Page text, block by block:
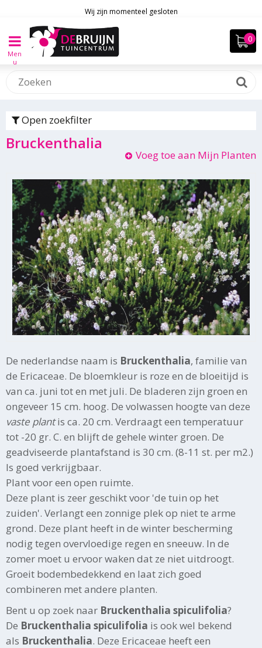
Men
u
Wij zijn momenteel gesloten
Open zoekfilter
Bruckenthalia
Voeg toe aan Mijn Planten
De nederlandse naam is Bruckenthalia, familie van
de Ericaceae. De bloemkleur is roze en de bloeitijd is
van ca. juni tot en met juli. De bladeren zijn groen en
ongeveer 15 cm. hoog. De volwassen hoogte van deze
vaste plantis ca. 20 cm. Verdraagt een temperatuur
tot -20 gr. C. en blijft de gehele winter groen. De
geadviseerde plantafstand is 30 cm. (8-11 st. per m2.)
Is goed verkrijgbaar.
Plant voor een open ruimte.
Deze plant is zeer geschikt voor 'de tuin op het
zuiden'. Verlangt een zonnige plek op niet te arme
grond. Deze plant heeft in de winter bescherming
nodig tegen overvloedige regen en sneeuw. In de
zomer moet u ervoor waken dat ze niet uitdroogt.
Groeit bodembedekkend en laat zich goed
combineren met andere planten.
Bent u op zoek naar Bruckenthalia spiculifolia?
De Bruckenthalia spiculifolia is ook wel bekend
als Bruckenthalia. Deze Ericaceae heeft een